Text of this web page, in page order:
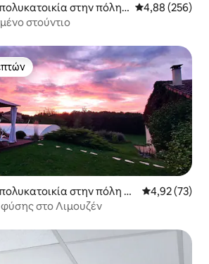
στην πόλη
Μέση
4,88 (256)
στούντιο
επισκεπτών
στην πόλη Bu
Μέση
4,92 (73)
στο Λιμουζέν